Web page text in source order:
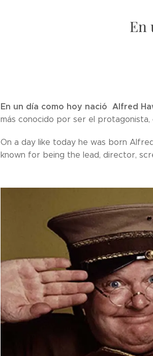
En
En un día como hoy nació Alfred
más conocido por ser el
On a day like today he was born
known for being the lead, director,